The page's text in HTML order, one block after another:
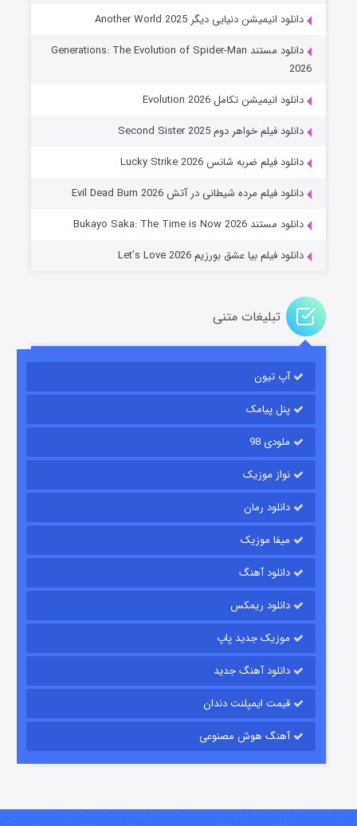
جادوگری در مغولستان
باب اسفنجی فصل ۱۷
قسمت۶ (زیرنویس) منتشر شد
قسمت۱۵ (دوبله) منتشر شد
دانلود انیمیشن دنیایی دیگر Another World 2025
دانلود مستند Generations: The Evolution of Spider-Man
2026
دانلود انیمیشن تکامل Evolution 2026
دانلود فیلم خواهر دوم Second Sister 2025
دانلود فیلم ضربه شانس Lucky Strike 2026
دانلود فیلم مرده شیطانی در آتش Evil Dead Burn 2026
دانلود مستند Bukayo Saka: The Time is Now 2026
دانلود فیلم بیا عشق بورزیم Let’s Love 2026
تبلیغات متنی
آپ تیون
پنل پیامک
ملودی 98
نواز موزیک
دانلود رمان
میفا موزیک
دانلود آهنگ
دانلود ریمکس
موزیک جدید پاپ
دانلود آهنگ جدید
قیمت ایمپلنت دندان
آهنگ هوش مصنوعی